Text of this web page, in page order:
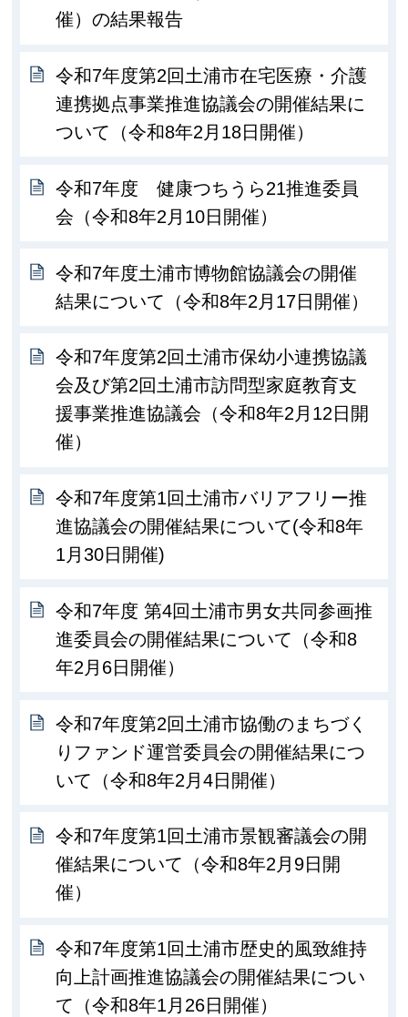
催）の結果報告
令和7年度第2回土浦市在宅医療・介護
連携拠点事業推進協議会の開催結果に
ついて（令和8年2月18日開催）
令和7年度 健康つちうら21推進委員
会（令和8年2月10日開催）
令和7年度土浦市博物館協議会の開催
結果について（令和8年2月17日開催）
令和7年度第2回土浦市保幼小連携協議
会及び第2回土浦市訪問型家庭教育支
援事業推進協議会（令和8年2月12日開
催）
令和7年度第1回土浦市バリアフリー推
進協議会の開催結果について(令和8年
1月30日開催)
令和7年度 第4回土浦市男女共同参画推
進委員会の開催結果について（令和8
年2月6日開催）
令和7年度第2回土浦市協働のまちづく
りファンド運営委員会の開催結果につ
いて（令和8年2月4日開催）
令和7年度第1回土浦市景観審議会の開
催結果について（令和8年2月9日開
催）
令和7年度第1回土浦市歴史的風致維持
向上計画推進協議会の開催結果につい
て（令和8年1月26日開催）